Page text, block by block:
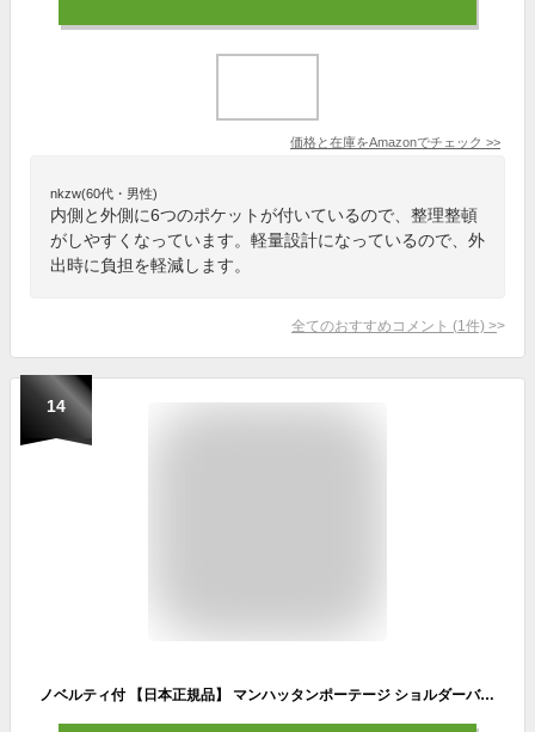
価格と在庫をAmazonでチェック >>
nkzw(60代・男性)
内側と外側に6つのポケットが付いているので、整理整頓
がしやすくなっています。軽量設計になっているので、外
出時に負担を軽減します。
全てのおすすめコメント (1 件) >
14
ノベルティ付 【日本正規品】 マンハッタンポーテージ ショルダーバッグ メンズ レディース 斜めがけ Manhattan Portage バッグ 小さめ ブランド 横型 かっこいい 大人 軽量 軽い 旅行 ショルダー スプリンターバッグ Sprinter Bag MP1401L